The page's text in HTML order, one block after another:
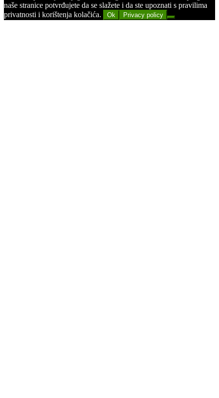
naše stranice potvrđujete da se slažete i da ste upoznati s pravilima
privatnosti i korištenja kolačića.
Ok Privacy policy